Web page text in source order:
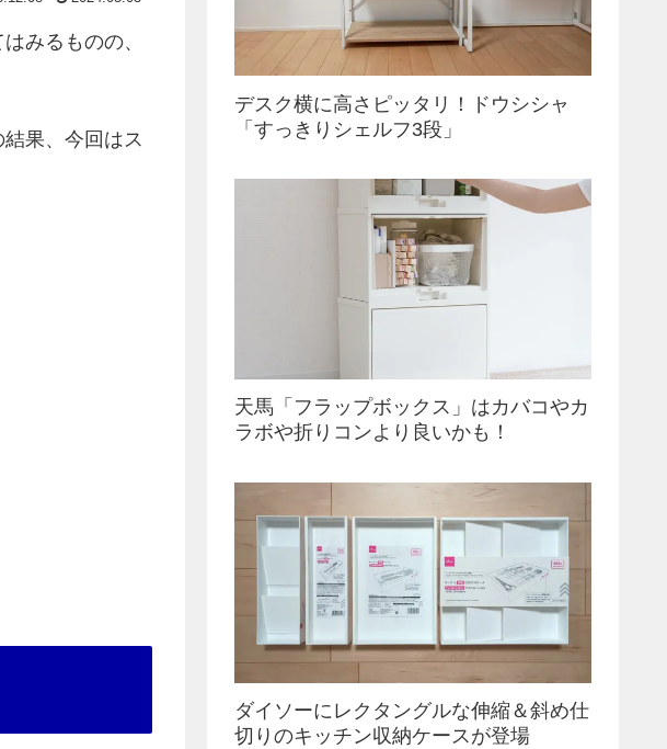
みるものの、
果、今回はス
デスク横に高さピッタリ！ドウシシャ
「すっきりシェルフ3段」
天馬「フラップボックス」はカバコやカ
ラボや折りコンより良いかも！
ダイソーにレクタングルな伸縮＆斜め仕
切りのキッチン収納ケースが登場